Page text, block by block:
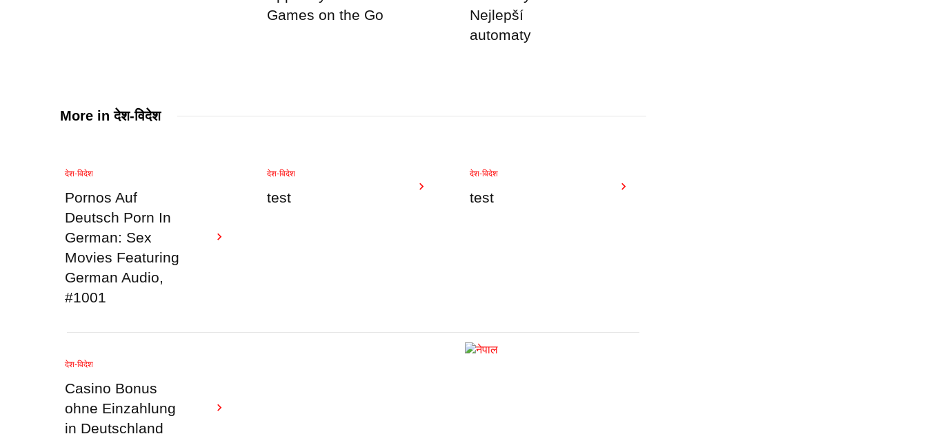
Games on the Go
Nejlepší
automaty
More inदेश-विदेश
देश-विदेश
Pornos Auf
Deutsch Porn In
German: Sex
Movies Featuring
German Audio,
#1001
देश-विदेश
test
देश-विदेश
test
देश-विदेश
Casino Bonus
ohne Einzahlung
in Deutschland